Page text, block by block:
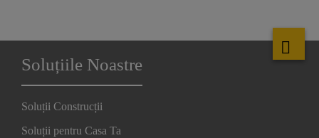
Soluțiile Noastre
Soluții Construcții
Soluții pentru Casa Ta